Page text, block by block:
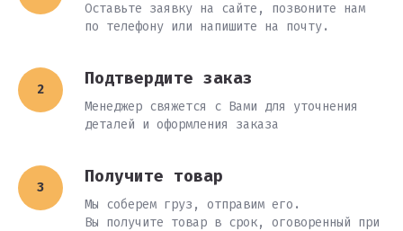
Оставьте заявку на сайте, позвоните нам
по телефону или напишите на почту.
Подтвердите заказ
Менеджер свяжется с Вами для уточнения
деталей и оформления заказа
Получите товар
Мы соберем груз, отправим его.
Вы получите товар в срок, оговоренный при